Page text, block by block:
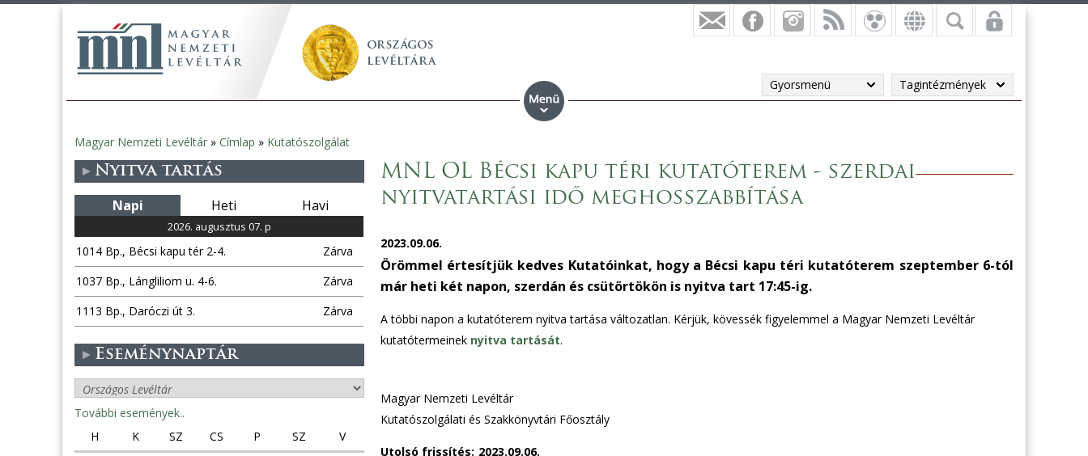
Gyorsmenü Tagintézmények
Jelenlegi
hely
Magyar Nemzeti Levéltár » Címlap » Kutatószolgálat
MNL OL Bécsi kapu téri kutatóterem - szerdai
nyitvatartási idő meghosszabbítása
2023.09.06.
Örömmel értesítjük kedves Kutatóinkat, hogy a Bécsi kapu téri kutatóterem szeptember 6-tól
már heti két napon, szerdán és csütörtökön is nyitva tart 17:45-ig.
A többi napon a kutatóterem nyitva tartása változatlan. Kérjük, kövessék figyelemmel a Magyar Nemzeti Levéltár
kutatótermeinek nyitva tartását.
Magyar Nemzeti Levéltár
Kutatószolgálati és Szakkönyvtári Főosztály
Utolsó frissítés: 2023.09.06.
Nyitva tartás
Napi Heti Havi
2026. augusztus 07. p
1014 Bp., Bécsi kapu tér 2-4.
Zárva
1037 Bp., Lángliliom u. 4-6.
Zárva
1113 Bp., Daróczi út 3.
Zárva
Eseménynaptár
További események..
H
K SZ CS P SZ
V